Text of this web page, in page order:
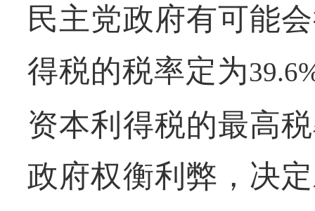
民主党政府有可能
得税的税率定为
资本利得税的最高
政府权衡利弊，决